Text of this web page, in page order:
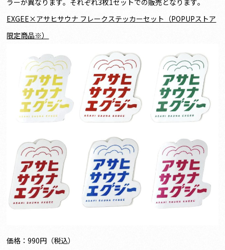
EXGEE×アサヒサウナ フレークステッカーセット（POPUPストア
限定商品※）
価格：990円（税込）